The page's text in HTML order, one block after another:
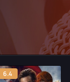
6.4